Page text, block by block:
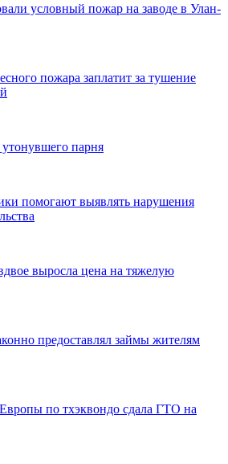
условный пожар на заводе в Улан-
пожара заплатит за тушение
парня
помогают выявлять нарушения
выросла цена на тяжелую
предоставлял займы жителям
по тхэквондо сдала ГТО на